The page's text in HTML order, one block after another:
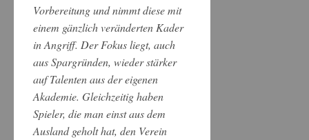
Vorbereitung und nimmt diese mit
einem gänzlich veränderten Kader
in Angriff. Der Fokus liegt, auch
aus Spargründen, wieder stärker
auf Talenten aus der eigenen
Akademie. Gleichzeitig haben
Spieler, die man einst aus dem
Ausland geholt hat, den Verein